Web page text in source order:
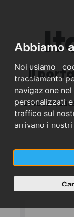
Abbiamo
Noi usiamo i
tracciamento
navigazione
personalizzati
traffico sul
arrivano i
Il
2948 cori,